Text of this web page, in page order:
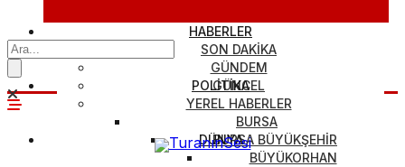
HABERLER
SON DAKİKA
GÜNDEM
GÜNCEL
YEREL HABERLER
BURSA
BURSA BÜYÜKŞEHİR
BÜYÜKORHAN
POLİTİKA
DÜNYA